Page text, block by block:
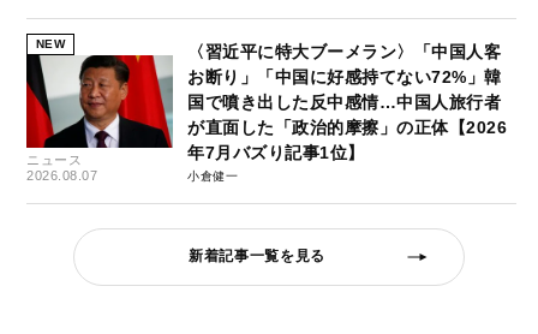
NEW
ニュース
2026.08.07
〈習近平に特大ブーメラン〉「中国人客
お断り」「中国に好感持てない72%」韓
国で噴き出した反中感情…中国人旅行者
が直面した「政治的摩擦」の正体【2026
年7月バズり記事1位】
小倉健一
新着記事一覧を見る